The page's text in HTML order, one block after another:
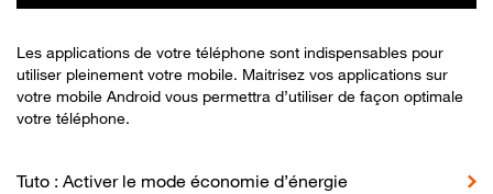
Les applications de votre téléphone sont indispensables pour
utiliser pleinement votre mobile. Maitrisez vos applications sur
votre mobile Android vous permettra d’utiliser de façon optimale
votre téléphone.
Tuto : Activer le mode économie d’énergie